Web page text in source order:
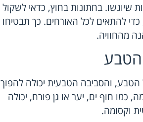
שיוגשו. בחתונות בחוץ, כדאי לשקול
כדי להתאים לכל האורחים. כך תבטיחו
מהחוויה.
הטבע
והסביבה הטבעית יכולה להפוך
כמו חוף ים, יער או גן פורח, יכולה
וקסומה.